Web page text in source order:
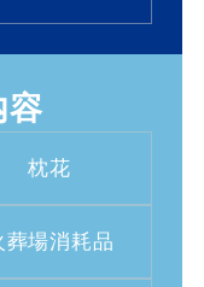
容
枕花
葬場消耗品